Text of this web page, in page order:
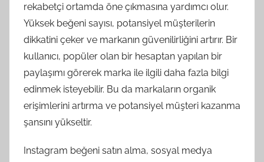
rekabetçi ortamda öne çıkmasına yardımcı olur.
Yüksek beğeni sayısı, potansiyel müşterilerin
dikkatini çeker ve markanın güvenilirliğini artırır. Bir
kullanıcı, popüler olan bir hesaptan yapılan bir
paylaşımı görerek marka ile ilgili daha fazla bilgi
edinmek isteyebilir. Bu da markaların organik
erişimlerini artırma ve potansiyel müşteri kazanma
şansını yükseltir.
Instagram beğeni satın alma, sosyal medya